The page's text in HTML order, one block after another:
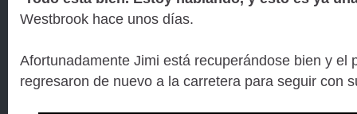
Westbrook hace unos días.
Afortunadamente Jimi está recuperándose bien y el
regresaron de nuevo a la carretera para seguir con